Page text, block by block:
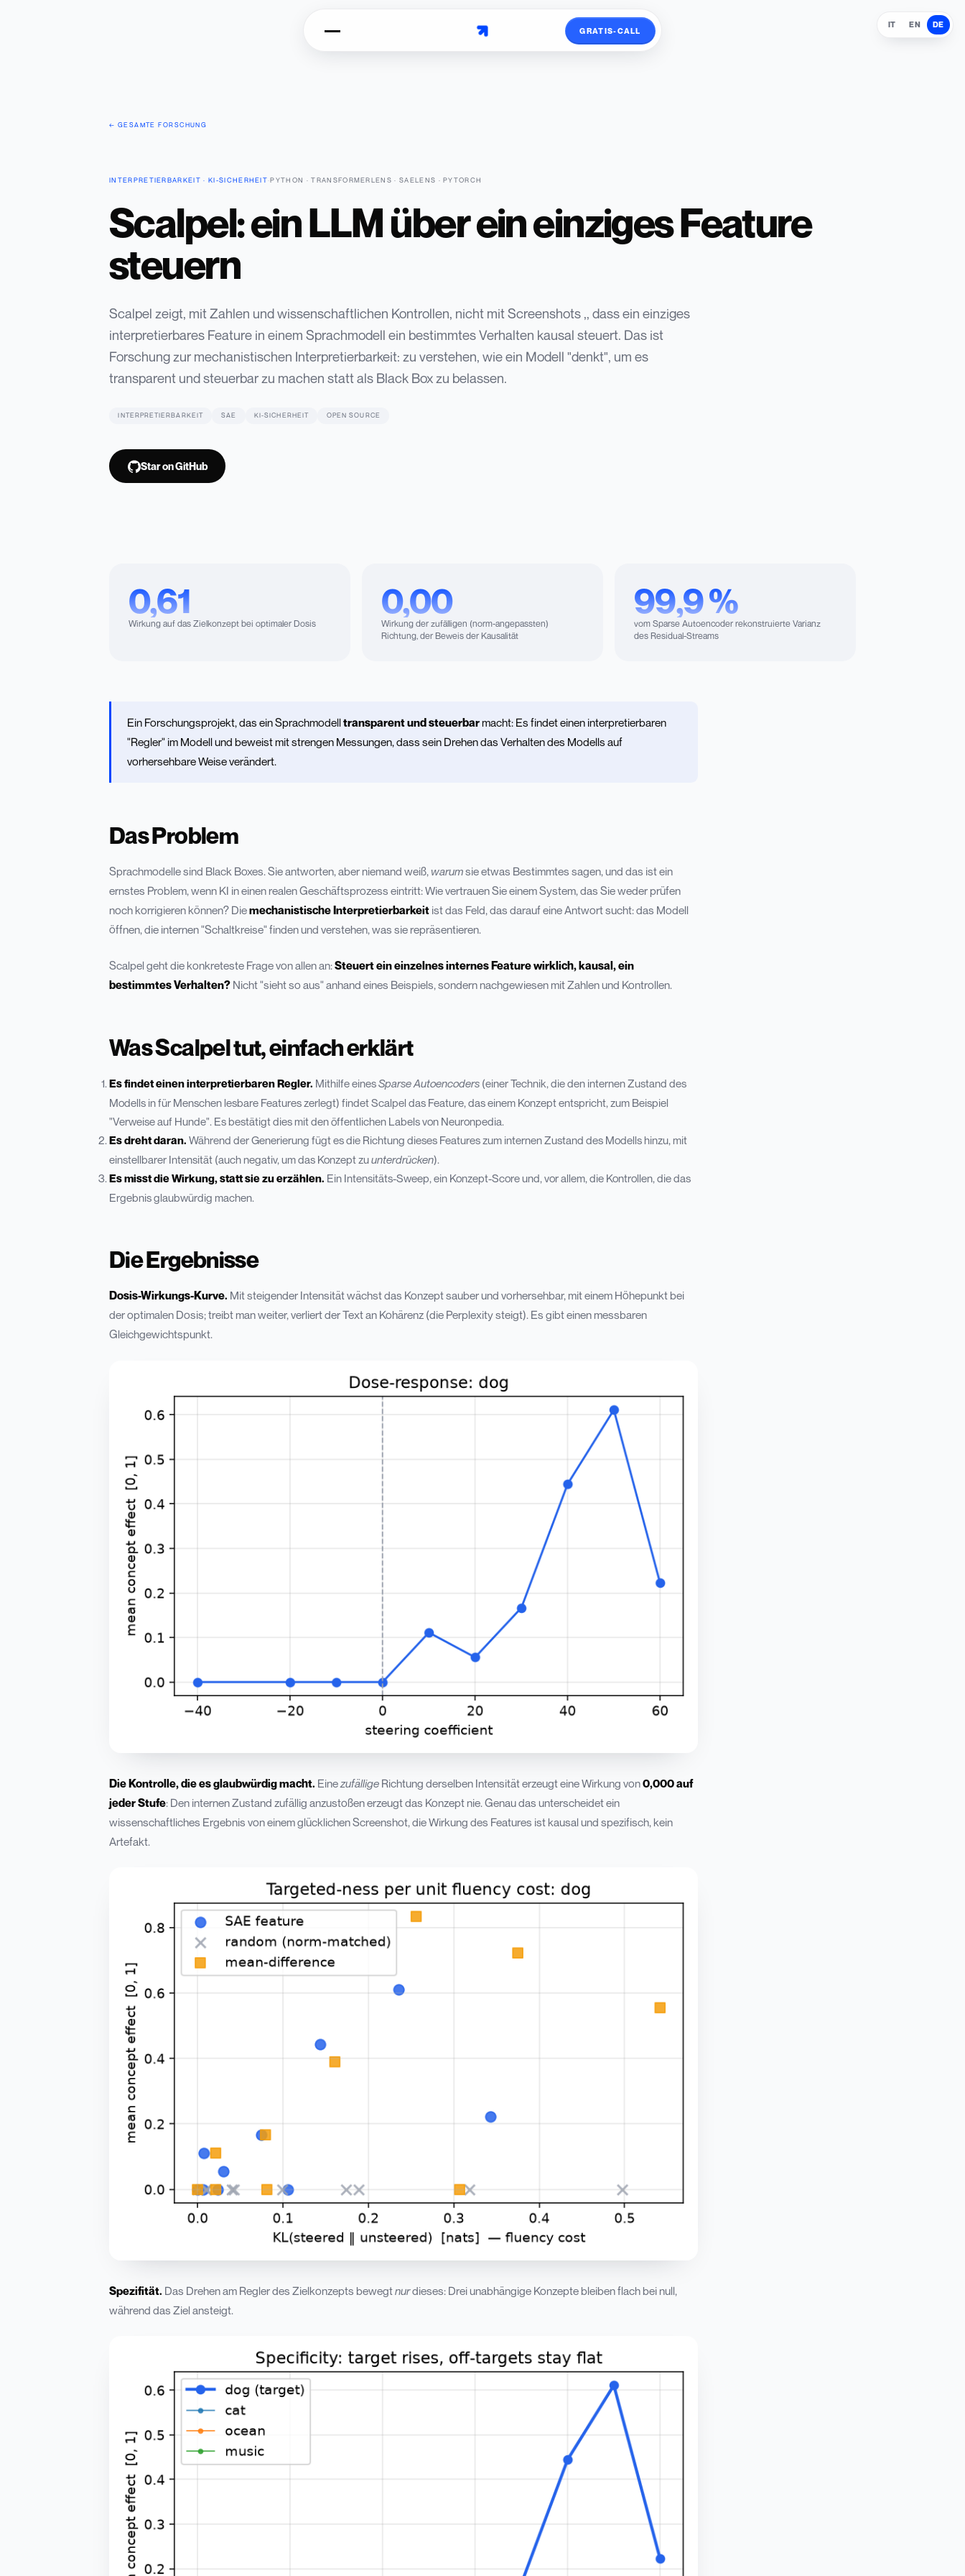
GRATIS-CALL
IT EN DE
← GESAMTE FORSCHUNG
INTERPRETIERBARKEIT · KI-SICHERHEIT·PYTHON · TRANSFORMERLENS · SAELENS · PYTORCH
Scalpel: ein LLM über ein einziges Feature
steuern
Scalpel zeigt, mit Zahlen und wissenschaftlichen Kontrollen, nicht mit Screenshots ,, dass ein einziges
interpretierbares Feature in einem Sprachmodell ein bestimmtes Verhalten kausal steuert. Das ist
Forschung zur mechanistischen Interpretierbarkeit: zu verstehen, wie ein Modell "denkt", um es
transparent und steuerbar zu machen statt als Black Box zu belassen.
INTERPRETIERBARKEIT SAE KI-SICHERHEIT OPEN SOURCE
Star on GitHub
0,61
Wirkung auf das Zielkonzept bei optimaler Dosis
0,00
Wirkung der zufälligen (norm-angepassten)
Richtung, der Beweis der Kausalität
99,9 %
vom Sparse Autoencoder rekonstruierte Varianz
des Residual-Streams
Ein Forschungsprojekt, das ein Sprachmodelltransparent und steuerbarmacht: Es findet einen interpretierbaren
"Regler" im Modell und beweist mit strengen Messungen, dass sein Drehen das Verhalten des Modells auf
vorhersehbare Weise verändert.
Das Problem
Sprachmodelle sind Black Boxes. Sie antworten, aber niemand weiß, warumsie etwas Bestimmtes sagen, und das ist ein
ernstes Problem, wenn KI in einen realen Geschäftsprozess eintritt: Wie vertrauen Sie einem System, das Sie weder prüfen
noch korrigieren können? Diemechanistische Interpretierbarkeit ist das Feld, das darauf eine Antwort sucht: das Modell
öffnen, die internen "Schaltkreise" finden und verstehen, was sie repräsentieren.
Scalpel geht die konkreteste Frage von allen an:Steuert ein einzelnes internes Feature wirklich, kausal, ein
bestimmtes Verhalten? Nicht "sieht so aus" anhand eines Beispiels, sondern nachgewiesen mit Zahlen und Kontrollen.
Was Scalpel tut, einfach erklärt
Es findet einen interpretierbaren Regler. Mithilfe einesSparse Autoencoders (einer Technik, die den internen Zustand des
Modells in für Menschen lesbare Features zerlegt) findet Scalpel das Feature, das einem Konzept entspricht, zum Beispiel
"Verweise auf Hunde". Es bestätigt dies mit den öffentlichen Labels von Neuronpedia.
Es dreht daran. Während der Generierung fügt es die Richtung dieses Features zum internen Zustand des Modells hinzu, mit
einstellbarer Intensität (auch negativ, um das Konzept zuunterdrücken).
Es misst die Wirkung, statt sie zu erzählen. Ein Intensitäts-Sweep, ein Konzept-Score und, vor allem, die Kontrollen, die das
Ergebnis glaubwürdig machen.
Die Ergebnisse
Dosis-Wirkungs-Kurve. Mit steigender Intensität wächst das Konzept sauber und vorhersehbar, mit einem Höhepunkt bei
der optimalen Dosis; treibt man weiter, verliert der Text an Kohärenz (die Perplexity steigt). Es gibt einen messbaren
Gleichgewichtspunkt.
Die Kontrolle, die es glaubwürdig macht. Einezufällige Richtung derselben Intensität erzeugt eine Wirkung von0,000 auf
jeder Stufe: Den internen Zustand zufällig anzustoßen erzeugt das Konzept nie. Genau das unterscheidet ein
wissenschaftliches Ergebnis von einem glücklichen Screenshot, die Wirkung des Features ist kausal und spezifisch, kein
Artefakt.
Spezifität. Das Drehen am Regler des Zielkonzepts bewegtnurdieses: Drei unabhängige Konzepte bleiben flach bei null,
während das Ziel ansteigt.